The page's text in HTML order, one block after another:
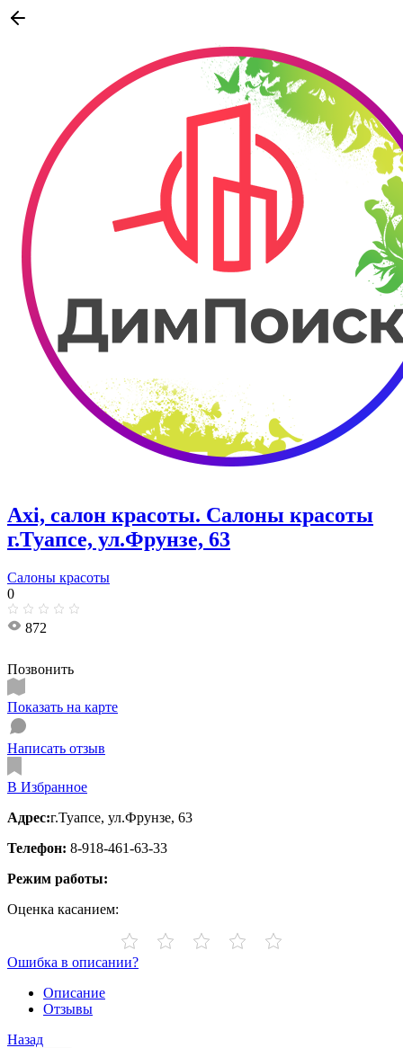
Axi, салон красоты. Салоны красоты
г.Туапсе, ул.Фрунзе, 63
Салоны красоты
0
872
Позвонить
Показать на карте
Написать отзыв
В Избранное
Адрес:г.Туапсе, ул.Фрунзе, 63
Телефон: 8-918-461-63-33
Режим работы:
Оценка касанием:
Ошибка в описании?
Описание
Отзывы
Назад